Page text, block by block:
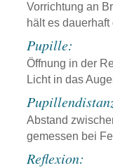
Vorrichtung an
hält es dauerhaft
Pupille:
Öffnung in der
Licht in das
Abstand
gemessen bei
Reflexion: